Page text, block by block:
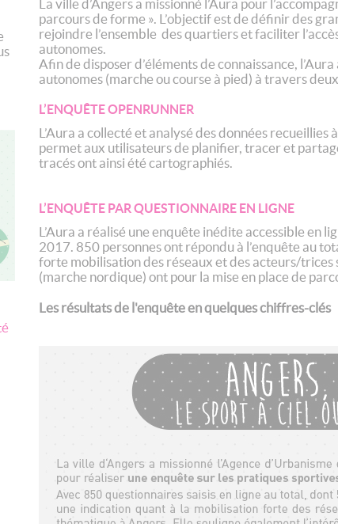
La ville d’Angers a missionné l’Aura pour
parcours de forme ». L’objectif est de définir des
rejoindre l’ensemble des quartiers et faciliter
autonomes.
Afin de disposer d’éléments de connaissance,
autonomes (marche ou course à pied) à travers
L’ENQUÊTE OPENRUNNER
L’Aura a collecté et analysé des données
permet aux utilisateurs de planifier, tracer et
tracés ont ainsi été cartographiés.
L’ENQUÊTE PAR QUESTIONNAIRE EN LIGNE
L’Aura a réalisé une enquête inédite accessible en
2017. 850 personnes ont répondu à l’enquête au
forte mobilisation des réseaux et des acteurs/trices
(marche nordique) ont pour la mise en place de
Les résultats de l'enquête en quelques chiffres-clés